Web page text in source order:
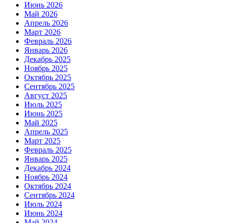
Июнь 2026
Май 2026
Апрель 2026
Март 2026
Февраль 2026
Январь 2026
Декабрь 2025
Ноябрь 2025
Октябрь 2025
Сентябрь 2025
Август 2025
Июль 2025
Июнь 2025
Май 2025
Апрель 2025
Март 2025
Февраль 2025
Январь 2025
Декабрь 2024
Ноябрь 2024
Октябрь 2024
Сентябрь 2024
Июль 2024
Июнь 2024